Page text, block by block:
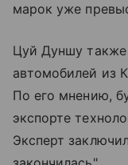
марок уже
Цуй Дуншу также
автомобилей из
По его мнению,
экспорте
Эксперт